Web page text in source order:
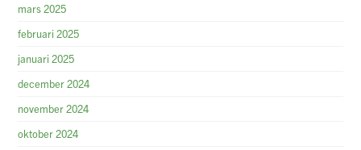
mars 2025
februari 2025
januari 2025
december 2024
november 2024
oktober 2024